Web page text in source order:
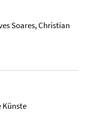
Soares, Christian
Künste